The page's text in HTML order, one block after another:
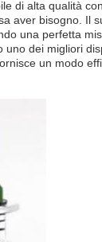
di alta qualità
aver bisogno. Il
una perfetta
dei migliori
un modo